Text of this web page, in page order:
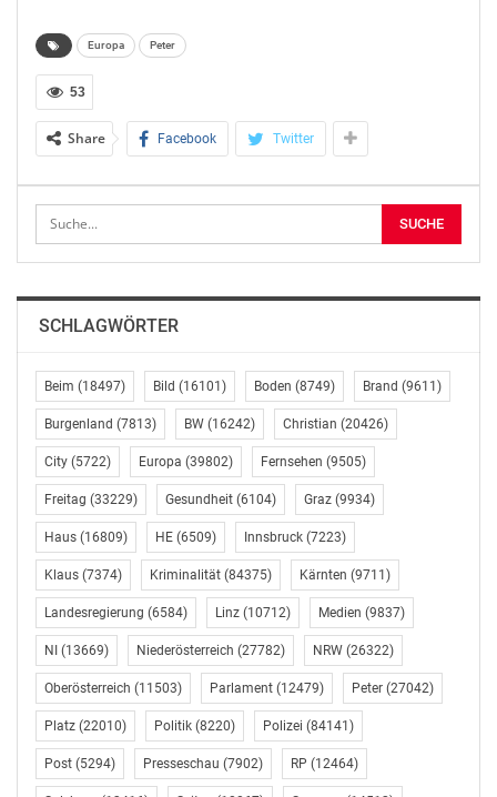
der Initiative ist es, grenzüberschreitende Pilotgebiete
Voraussetzungen für deren europaweit harmonisierten
Einsatz zu schaffen.
AUTONOMES FAHREN
Sie schafft einen Rahmen für die engere
Zusammenarbeit der Mitgliedstaaten bei der
Zulassungsverfahren, der Zusammenarbeit technischer
Systeme sowie der koordinierten Einführung
automatisierter Fahrzeuge im öffentlichen Verkehr, in
der Logistik und im Güterverkehr.
Automatisiertes Fahren zählt zu den zentralen
Schwerpunkten des Mobilitätsministeriums. Die
europäische Initiative stärkt die Wettbewerbsfähigkeit
des Wirtschafts- und Innovationsstandorts Europa und
leistet gleichzeitig einen wesentlichen Beitrag zur
Erhöhung der Verkehrssicherheit.
„Automatisiertes Fahren wird die Mobilität der Zukunft
maßgeblich prägen. Mit der heutigen Deklaration
setzen wir ein starkes europäisches Signal für
Innovation, Wettbewerbsfähigkeit und sichere
Europa Peter
53
Share Facebook Twitter
SCHLAGWÖRTER
Beim (18497) Bild (16101) Boden (8749) Brand (9611)
Burgenland (7813) BW (16242) Christian (20426)
City (5722) Europa (39802) Fernsehen (9505)
Freitag (33229) Gesundheit (6104) Graz (9934)
Haus (16809) HE (6509) Innsbruck (7223)
Klaus (7374) Kriminalität (84375) Kärnten (9711)
Landesregierung (6584) Linz (10712) Medien (9837)
NI (13669) Niederösterreich (27782) NRW (26322)
Oberösterreich (11503) Parlament (12479) Peter (27042)
Platz (22010) Politik (8220) Polizei (84141)
Post (5294) Presseschau (7902) RP (12464)